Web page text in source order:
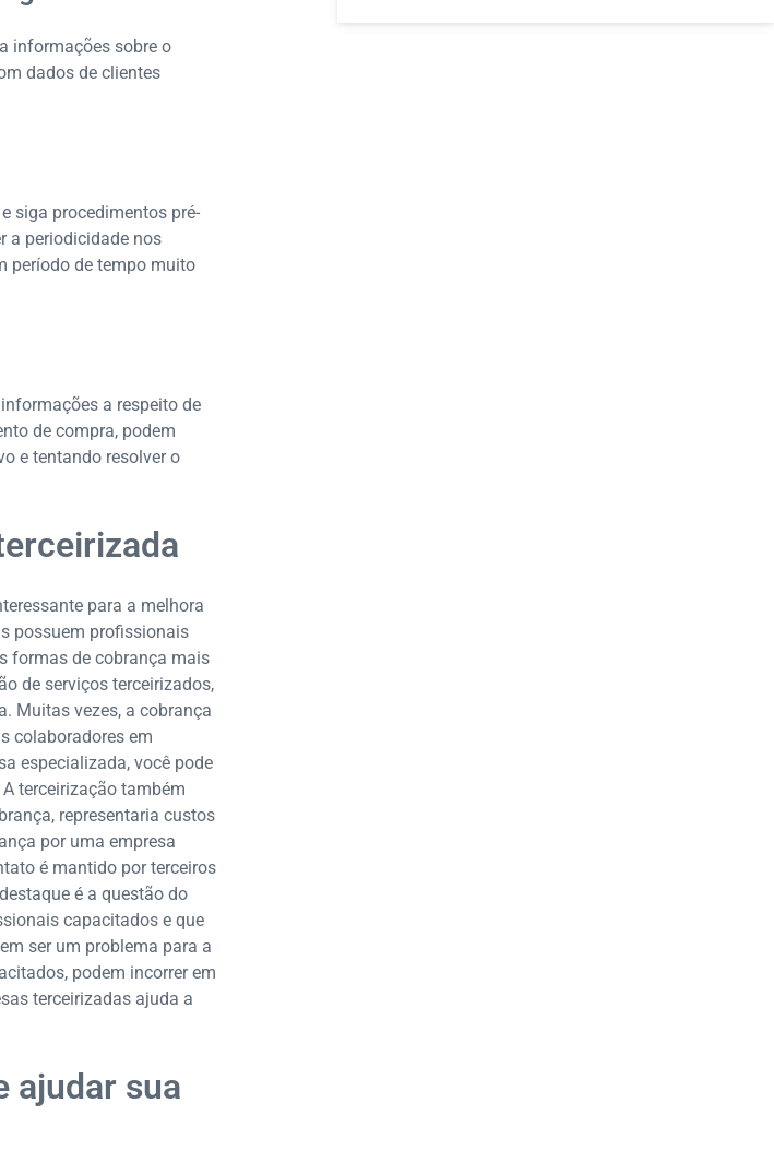
informações sobre o
dados de clientes
siga procedimentos pré-
a periodicidade nos
período de tempo muito
a respeito de
de compra, podem
e tentando resolver o
para a melhora
possuem profissionais
formas de cobrança mais
de serviços terceirizados,
Muitas vezes, a cobrança
colaboradores em
especializada, você pode
terceirização também
representaria custos
por uma empresa
é mantido por terceiros
é a questão do
capacitados e que
ser um problema para a
podem incorrer em
terceirizadas ajuda a
ajudar sua